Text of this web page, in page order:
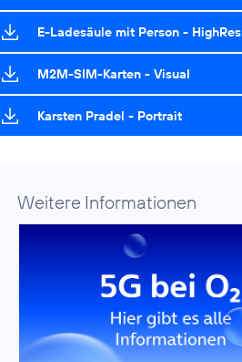
E-Ladesäule mit Person - HighRes
M2M-SIM-Karten - Visual
Karsten Pradel - Portrait
Weitere Informationen